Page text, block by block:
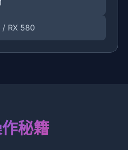
/ RX 580
秘籍